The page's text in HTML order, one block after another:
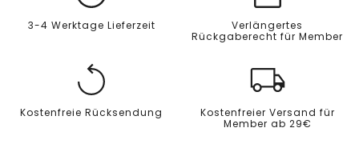
3-4 Werktage Lieferzeit
Verlängertes
Rückgaberecht für Member
Kostenfreie Rücksendung
Kostenfreier Versand für
Member ab 29€